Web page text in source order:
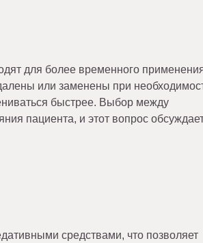
для более временного
или заменены при
быстрее. Выбор между
пациента, и этот вопрос
средствами, что позволяет